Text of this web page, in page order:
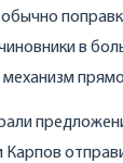
обычно
в